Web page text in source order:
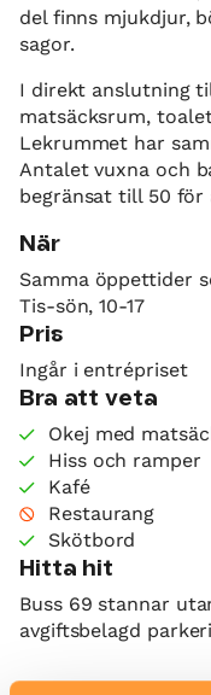
del finns mjukdjur,
sagor.
I direkt anslutning
matsäcksrum,
Lekrummet har
Antalet vuxna och
begränsat till 50 för
När
Samma öppettider
Tis-sön, 10-17
Pris
Ingår i entrépriset
Bra att veta
Okej med
Hiss och ramper
Kafé
Restaurang
Skötbord
Hitta hit
Buss 69 stannar
avgiftsbelagd